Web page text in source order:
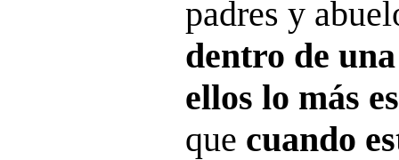
padres y
dentro de
ellos lo más
que cuando